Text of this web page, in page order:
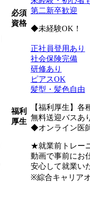
必須
資格
第二新卒歓迎
◆未経験OK！
福利
厚生
正社員登用あり
社会保険完備
研修あり
ピアスOK
髪型・髪色自由
【福利厚生】
無料送迎バス
◆オンライン医
★就業前トレー
動画で事前にお
安心して就業い
※綜合キャリア